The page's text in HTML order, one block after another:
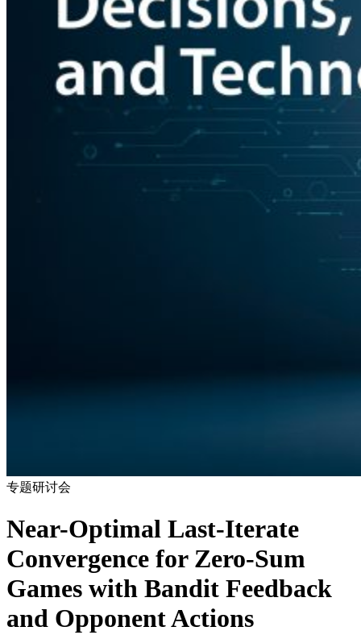
专题研讨会
Near-Optimal Last-Iterate
Convergence for Zero-Sum
Games with Bandit Feedback
and Opponent Actions